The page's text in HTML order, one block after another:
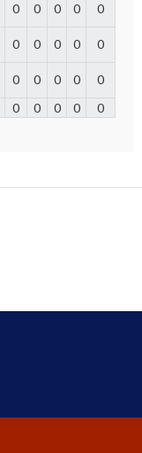
0 0 0 0 0
0 0 0 0 0
0 0 0 0
0
0 0 0 0 0